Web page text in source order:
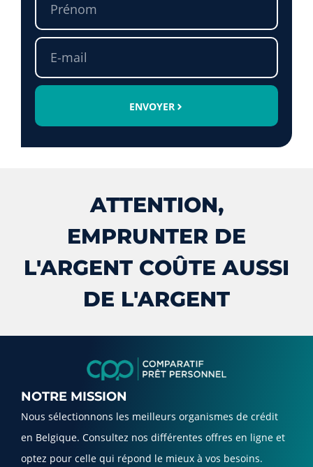
ENVOYER
ATTENTION,
EMPRUNTER DE
L'ARGENT COÛTE AUSSI
DE L'ARGENT
NOTRE MISSION
Nous sélectionnons les meilleurs organismes de crédit
en Belgique. Consultez nos différentes offres en ligne et
optez pour celle qui répond le mieux à vos besoins.